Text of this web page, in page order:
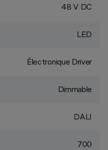
48 V DC
LED
Électronique Driver
Dimmable
DALI
700